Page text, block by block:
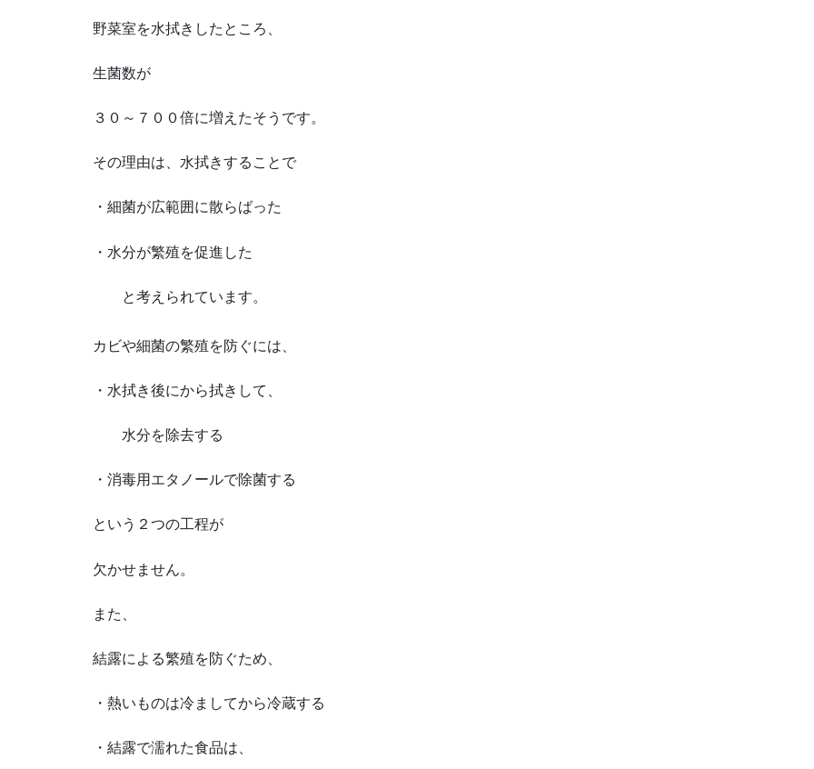
野菜室を水拭きしたところ、
生菌数が
３０～７００倍に増えたそうです。
その理由は、水拭きすることで
・細菌が広範囲に散らばった
・水分が繁殖を促進した
と考えられています。
カビや細菌の繁殖を防ぐには、
・水拭き後にから拭きして、
水分を除去する
・消毒用エタノールで除菌する
という２つの工程が
欠かせません。
また、
結露による繁殖を防ぐため、
・熱いものは冷ましてから冷蔵する
・結露で濡れた食品は、